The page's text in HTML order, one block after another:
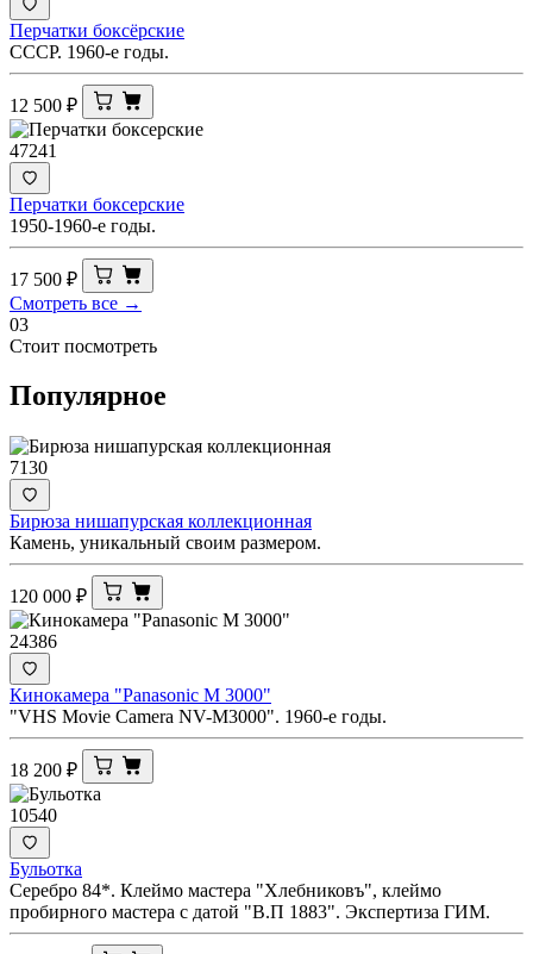
Перчатки боксёрские
СССР. 1960-е годы.
12 500 ₽
47241
Перчатки боксерские
1950-1960-е годы.
17 500 ₽
Смотреть все →
03
Стоит посмотреть
Популярное
7130
Бирюза нишапурская коллекционная
Камень, уникальный своим размером.
120 000 ₽
24386
Кинокамера "Panasonic M 3000"
"VHS Movie Camera NV-M3000". 1960-е годы.
18 200 ₽
10540
Бульотка
Серебро 84*. Клеймо мастера "Хлебниковъ", клеймо
пробирного мастера с датой "В.П 1883". Экспертиза ГИМ.